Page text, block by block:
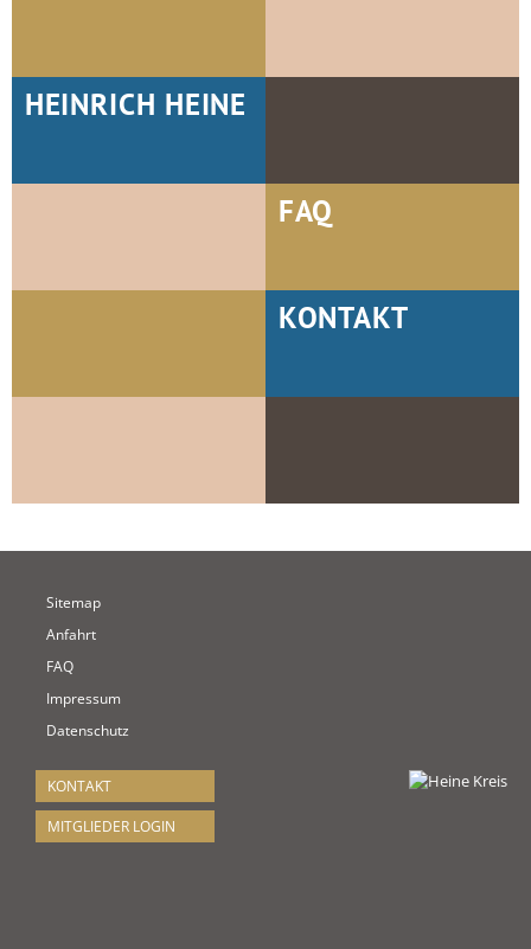
HEINRICH HEINE
FAQ
KONTAKT
Sitemap
Anfahrt
FAQ
Impressum
Datenschutz
KONTAKT
MITGLIEDER LOGIN